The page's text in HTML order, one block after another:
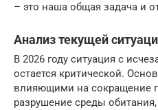
– это наша общая задача и
Анализ текущей
В 2026 году ситуация с
остается критической.
влияющими на сокращение
разрушение среды